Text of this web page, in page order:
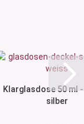
Klarglasdose 50 ml
silber